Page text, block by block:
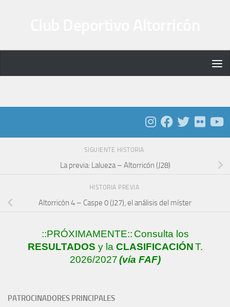
SIGUIENTE HISTORIA
La previa: Lalueza – Altorricón (J28)
HISTORIA PREVIA
Altorricón 4 – Caspe 0 (J27), el análisis del míster
::PRÓXIMAMENTE:: Consulta los
RESULTADOS y la CLASIFICACIÓNT.
2026/2027(vía FAF)
PATROCINADORES PRINCIPALES